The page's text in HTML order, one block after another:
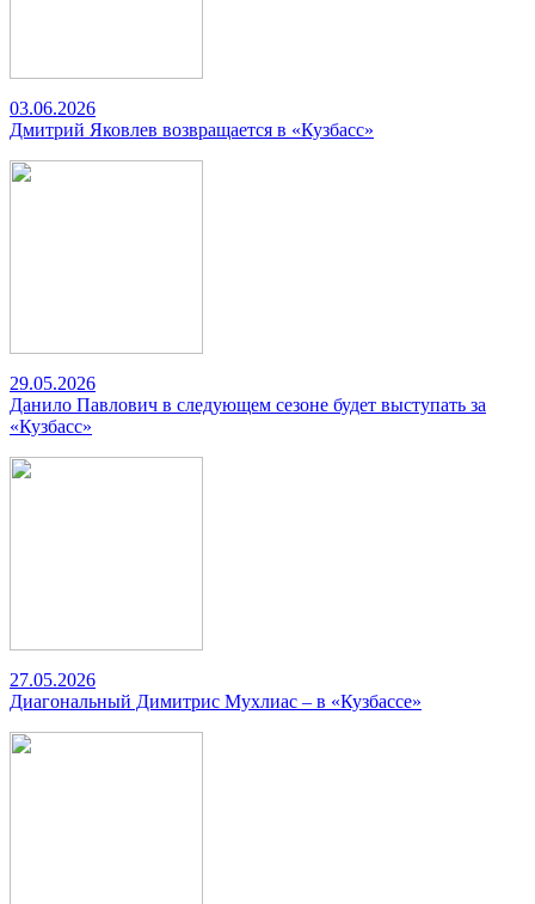
03.06.2026
Дмитрий Яковлев возвращается в «Кузбасс»
29.05.2026
Данило Павлович в следующем сезоне будет выступать за
«Кузбасс»
27.05.2026
Диагональный Димитрис Мухлиас – в «Кузбассе»